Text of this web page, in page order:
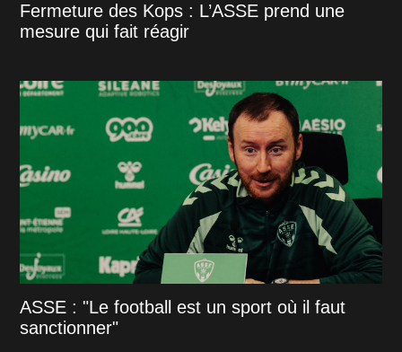
Fermeture des Kops : L’ASSE prend une
mesure qui fait réagir
ASSE : "Le football est un sport où il faut
sanctionner"